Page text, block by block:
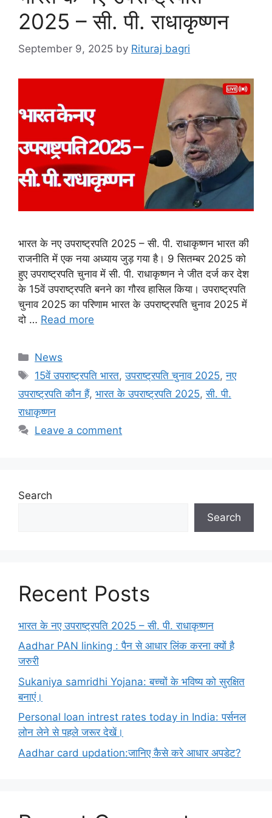
2025 – सी. पी. राधाकृष्णन
September 9, 2025 by Rituraj bagri
भारत के नए उपराष्ट्रपति 2025 – सी. पी. राधाकृष्णन भारत की
राजनीति में एक नया अध्याय जुड़ गया है। 9 सितम्बर 2025 को
हुए उपराष्ट्रपति चुनाव में सी. पी. राधाकृष्णन ने जीत दर्ज कर देश
के 15वें उपराष्ट्रपति बनने का गौरव हासिल किया। उपराष्ट्रपति
चुनाव 2025 का परिणाम भारत के उपराष्ट्रपति चुनाव 2025 में
दो … Read more
Categories
News
Tags
15वें उपराष्ट्रपति भारत,उपराष्ट्रपति चुनाव 2025,नए
उपराष्ट्रपति कौन हैं, भारत के उपराष्ट्रपति 2025,सी. पी.
राधाकृष्णन
Leave a comment
Search
Search
Recent Posts
भारत के नए उपराष्ट्रपति 2025 – सी. पी. राधाकृष्णन
Aadhar PAN linking : पैन से आधार लिंक करना क्यों है
जरुरी
Sukaniya samridhi Yojana: बच्चों के भविष्य को सुरक्षित
बनाएं।
Personal loan intrest rates today in India: पर्सनल
लोन लेने से पहले जरूर देखें।
Aadhar card updation:जानिए कैसे करे आधार अपडेट?